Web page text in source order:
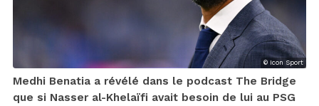
© Icon Sport
Medhi Benatia a révélé dans le podcast The Bridge
que si Nasser al-Khelaïfi avait besoin de lui au PSG